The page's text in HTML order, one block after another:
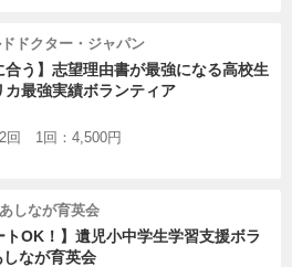
ドクター・ジャパン
合う】志望理由書が最強になる高校生
カ最強実績ボランティア
回 1回：4,500円
しなが育英会
トOK！】遺児小中学生学習支援ボラ
なが育英会